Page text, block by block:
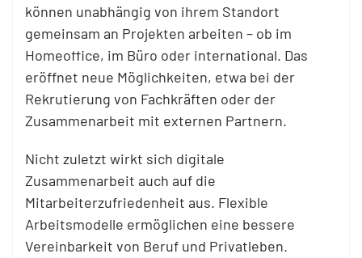
können unabhängig von ihrem Standort
gemeinsam an Projekten arbeiten – ob im
Homeoffice, im Büro oder international. Das
eröffnet neue Möglichkeiten, etwa bei der
Rekrutierung von Fachkräften oder der
Zusammenarbeit mit externen Partnern.
Nicht zuletzt wirkt sich digitale
Zusammenarbeit auch auf die
Mitarbeiterzufriedenheit aus. Flexible
Arbeitsmodelle ermöglichen eine bessere
Vereinbarkeit von Beruf und Privatleben.